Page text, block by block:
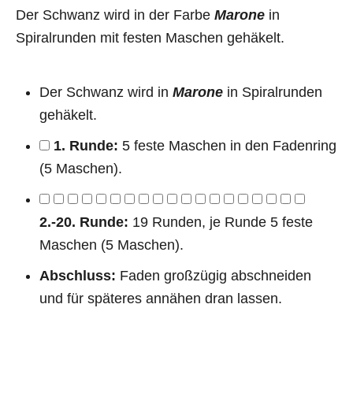
Der Schwanz wird in der Farbe Marone in
Spiralrunden mit festen Maschen gehäkelt.
Der Schwanz wird in Marone in Spiralrunden
gehäkelt.
1. Runde: 5 feste Maschen in den Fadenring
(5 Maschen).
2.-20. Runde: 19 Runden, je Runde 5 feste
Maschen (5 Maschen).
Abschluss: Faden großzügig abschneiden
und für späteres annähen dran lassen.